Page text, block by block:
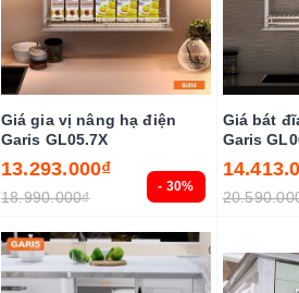
- 30%
Giá gia vị nâng hạ điện
Garis GL05.7X
13.293.000₫
18.990.000₫
Giá bát
Garis